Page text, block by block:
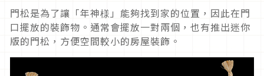
門松是為了讓「年神様」能夠找到家的位置，因此在門
口擺放的裝飾物。通常會擺放一對兩個，也有推出迷你
版的門松，方便空間較小的房屋裝飾。